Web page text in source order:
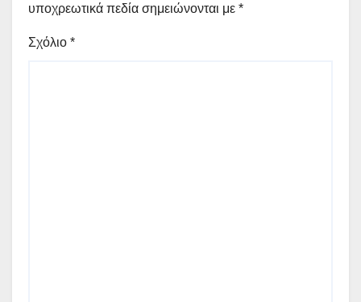
υποχρεωτικά πεδία σημειώνονται με *
Σχόλιο *